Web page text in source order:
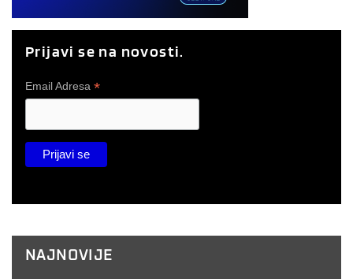
Prijavi se na novosti.
Email Adresa *
NAJNOVIJE